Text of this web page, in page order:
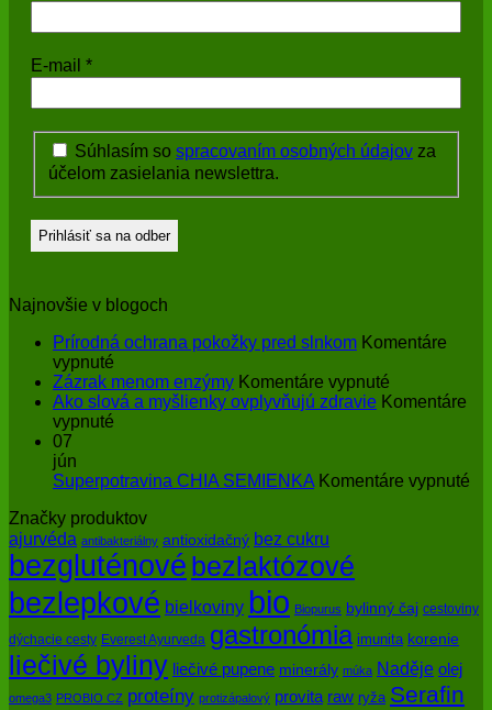
E-mail *
Súhlasím so spracovaním osobných údajov za
účelom zasielania newslettra.
Najnovšie v blogoch
Prírodná ochrana pokožky pred slnkom Komentáre
vypnuté
Prírodná
ochrana
Zázrak menom enzýmy Komentáre vypnuté
Zázrak
Ako slová a myšlienky ovplyvňujú zdravie Komentáre
vypnuté
a
ovplyvňujú
zdravie
07
jún
Superpotravina CHIA SEMIENKA Komentáre vypnuté
Značky produktov
ajurvéda antibakteriálny antioxidačný bez cukru
bezgluténové bezlaktózové
bezlepkové bielkoviny bio Biopurus bylinný čaj cestoviny
dýchacie cesty Everest Ayurveda gastronómia imunita korenie
liečivé byliny liečivé pupene minerály múka Naděje olej
omega3 PROBIO CZ proteíny protizápalový provita raw ryža Serafin